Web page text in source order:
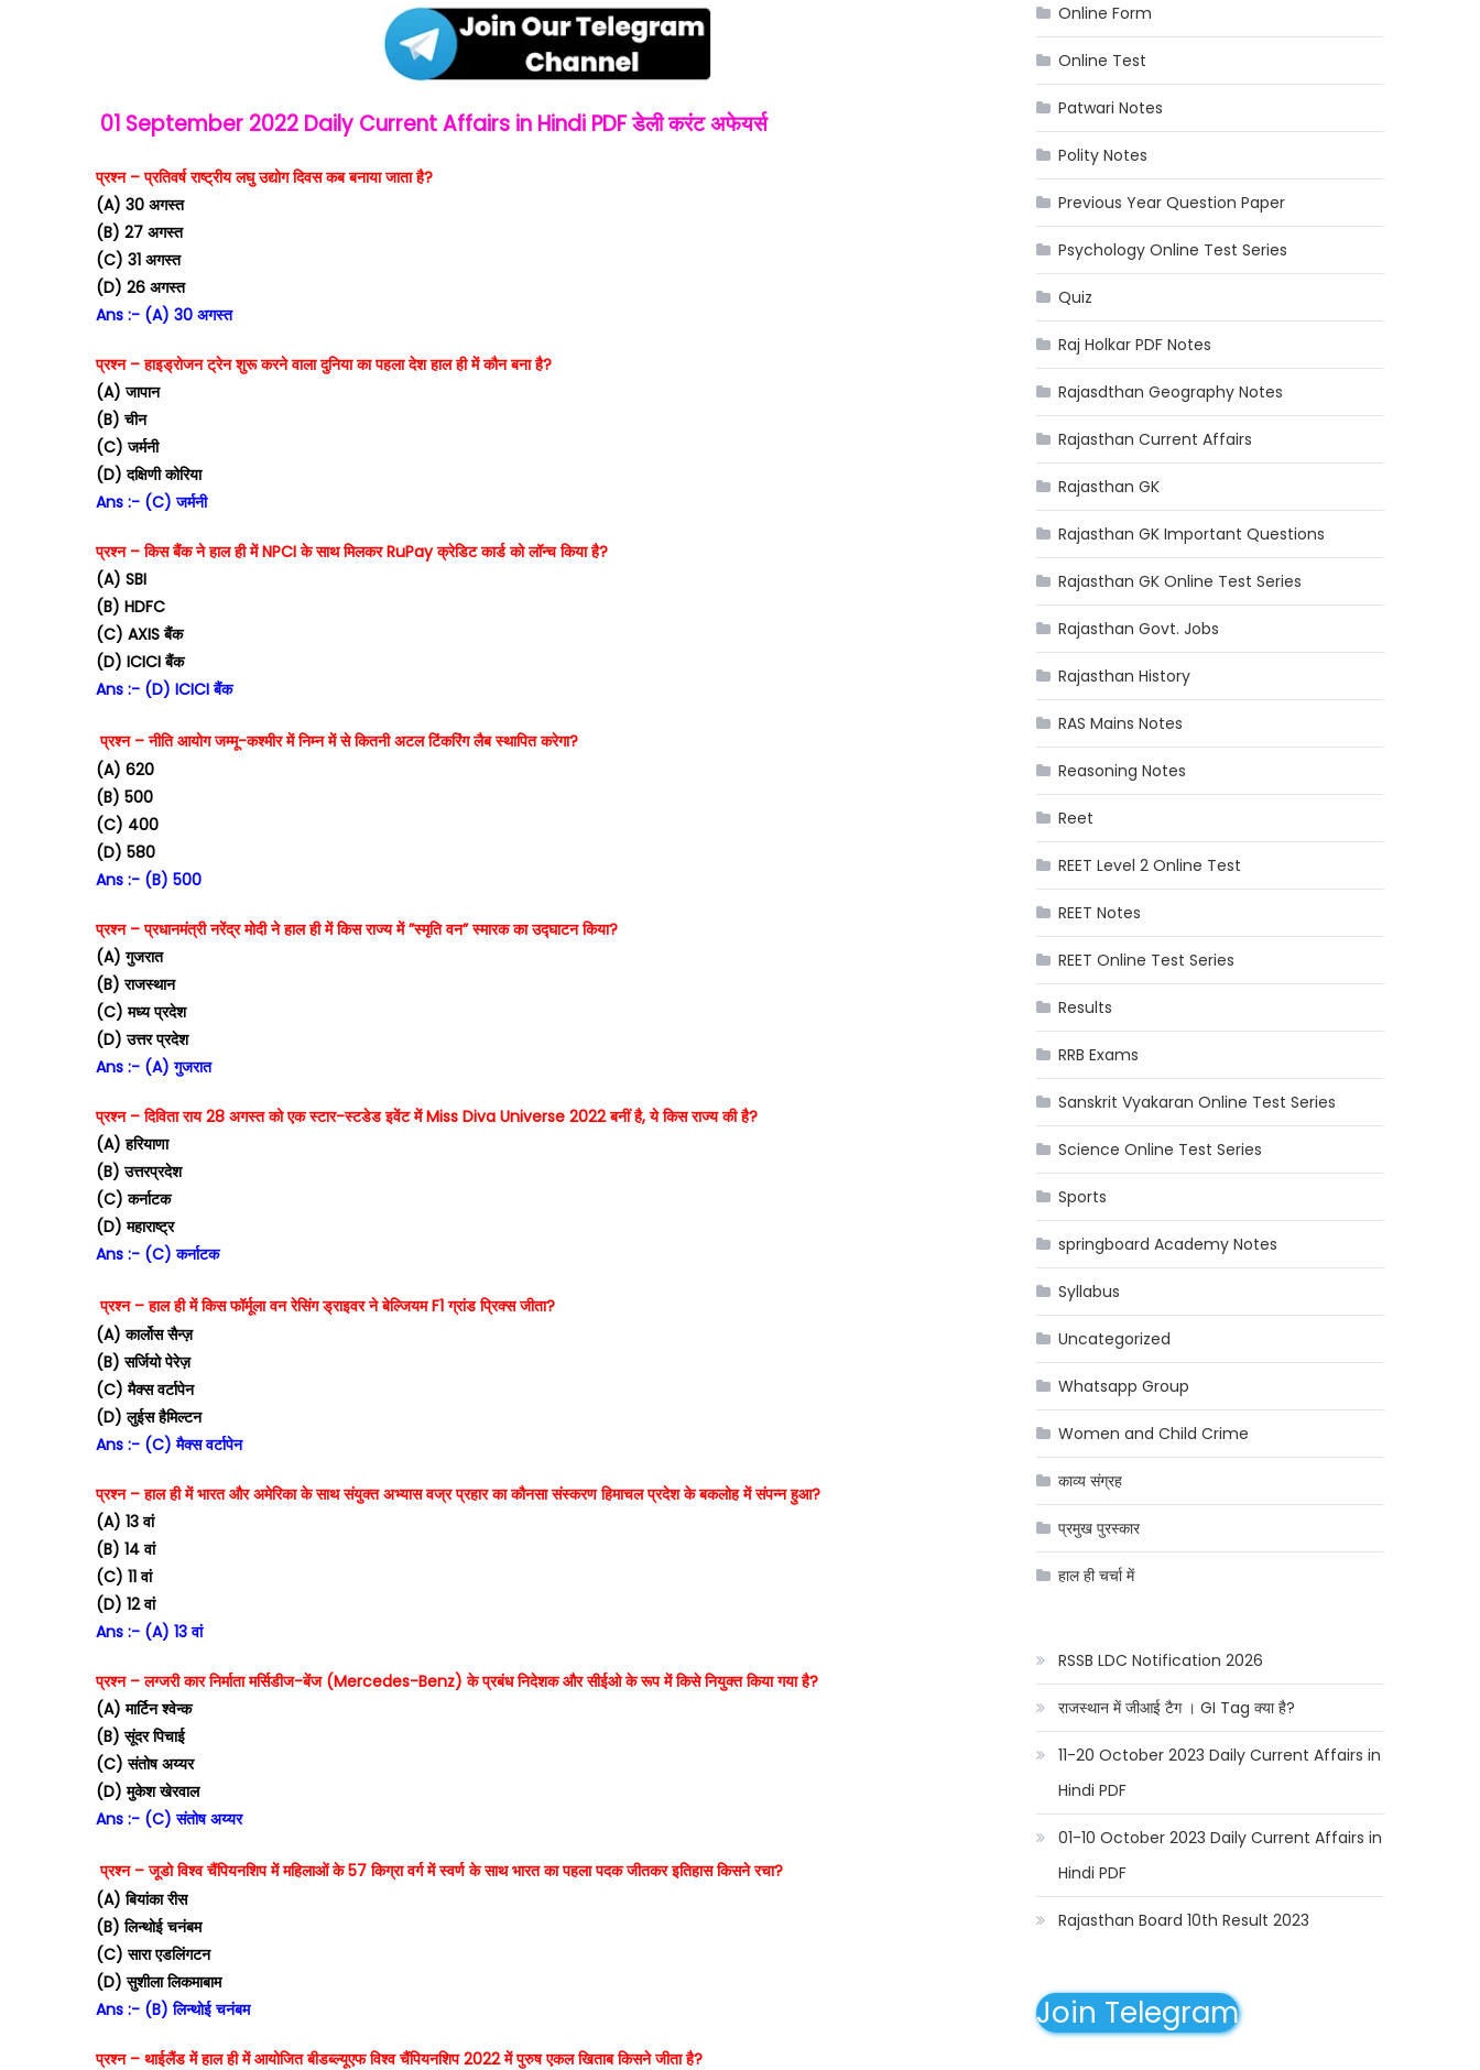
01 September 2022 Daily Current Affairs in Hindi PDFडेली करंट अफेयर्स
प्रश्न – प्रतिवर्ष राष्ट्रीय लघु उद्योग दिवस कब बनाया जाता है?
(A) 30 अगस्त
(B) 27 अगस्त
(C) 31 अगस्त
(D) 26 अगस्त
Ans :- (A) 30 अगस्त
प्रश्न – हाइड्रोजन ट्रेन शुरू करने वाला दुनिया का पहला देश हाल ही में कौन बना है?
(A) जापान
(B) चीन
(C) जर्मनी
(D) दक्षिणी कोरिया
Ans :- (C) जर्मनी
प्रश्न – किस बैंक ने हाल ही में NPCI के साथ मिलकर RuPay क्रेडिट कार्ड को लॉन्च किया है?
(A) SBI
(B) HDFC
(C) AXIS बैंक
(D) ICICI बैंक
Ans :- (D) ICICI बैंक
प्रश्न – नीति आयोग जम्मू-कश्मीर में निम्न में से कितनी अटल टिंकरिंग लैब स्थापित करेगा?
(A) 620
(B) 500
(C) 400
(D) 580
Ans :- (B) 500
प्रश्न – प्रधानमंत्री नरेंद्र मोदी ने हाल ही में किस राज्य में ”स्मृति वन” स्मारक का उद्घाटन किया?
(A) गुजरात
(B) राजस्थान
(C) मध्य प्रदेश
(D) उत्तर प्रदेश
Ans :- (A) गुजरात
प्रश्न – दिविता राय 28 अगस्त को एक स्टार-स्टडेड इवेंट में Miss Diva Universe 2022 बनीं है, ये किस राज्य की है?
(A) हरियाणा
(B) उत्तरप्रदेश
(C) कर्नाटक
(D) महाराष्ट्र
Ans :- (C) कर्नाटक
प्रश्न – हाल ही में किस फॉर्मूला वन रेसिंग ड्राइवर ने बेल्जियम F1 ग्रांड प्रिक्स जीता?
(A) कार्लोस सैन्ज़
(B) सर्जियो पेरेज़
(C) मैक्स वर्टापेन
(D) लुईस हैमिल्टन
Ans :- (C) मैक्स वर्टापेन
प्रश्न – हाल ही में भारत और अमेरिका के साथ संयुक्त अभ्यास वज्र प्रहार का कौनसा संस्करण हिमाचल प्रदेश के बकलोह में संपन्न हुआ?
(A) 13 वां
(B) 14 वां
(C) 11 वां
(D) 12 वां
Ans :- (A) 13 वां
प्रश्न – लग्जरी कार निर्माता मर्सिडीज-बेंज (Mercedes-Benz) के प्रबंध निदेशक और सीईओ के रूप में किसे नियुक्त किया गया है?
(A) मार्टिन श्वेन्क
(B) सूंदर पिचाई
(C) संतोष अय्यर
(D) मुकेश खेरवाल
Ans :- (C) संतोष अय्यर
प्रश्न – जूडो विश्व चैंपियनशिप में महिलाओं के 57 किग्रा वर्ग में स्वर्ण के साथ भारत का पहला पदक जीतकर इतिहास किसने रचा?
(A) बियांका रीस
(B) लिन्थोई चनंबम
(C) सारा एडलिंगटन
(D) सुशीला लिकमाबाम
Ans :- (B) लिन्थोई चनंबम
प्रश्न – थाईलैंड में हाल ही में आयोजित बीडब्ल्यूएफ विश्व चैंपियनशिप 2022 में पुरुष एकल खिताब किसने जीता है?
Online Form
Online Test
Patwari Notes
Polity Notes
Previous Year Question Paper
Psychology Online Test Series
Quiz
Raj Holkar PDF Notes
Rajasdthan Geography Notes
Rajasthan Current Affairs
Rajasthan GK
Rajasthan GK Important Questions
Rajasthan GK Online Test Series
Rajasthan Govt. Jobs
Rajasthan History
RAS Mains Notes
Reasoning Notes
Reet
REET Level 2 Online Test
REET Notes
REET Online Test Series
Results
RRB Exams
Sanskrit Vyakaran Online Test Series
Science Online Test Series
Sports
springboard Academy Notes
Syllabus
Uncategorized
Whatsapp Group
Women and Child Crime
काव्य संग्रह
प्रमुख पुरस्कार
हाल ही चर्चा में
RSSB LDC Notification 2026
राजस्थान में जीआई टैग । GI Tag क्या है?
11-20 October 2023 Daily Current Affairs in
Hindi PDF
01-10 October 2023 Daily Current Affairs in
Hindi PDF
Rajasthan Board 10th Result 2023
Join Telegram